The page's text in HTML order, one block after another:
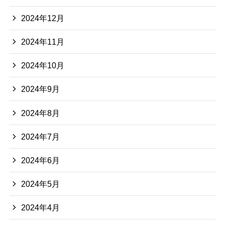
2024年12月
2024年11月
2024年10月
2024年9月
2024年8月
2024年7月
2024年6月
2024年5月
2024年4月